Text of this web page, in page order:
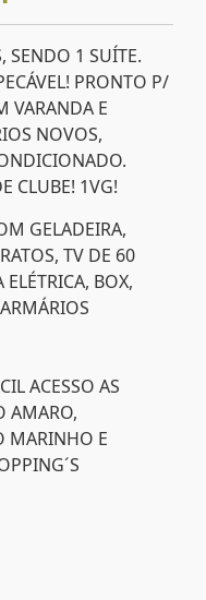
SENDO 1 SUÍTE.
PRONTO P/
VARANDA E
NOVOS,
CLUBE! 1VG!
GELADEIRA,
TV DE 60
BOX,
ACESSO AS
AMARO,
MARINHO E